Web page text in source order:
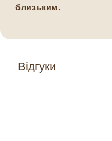
Відгуки
близьким.